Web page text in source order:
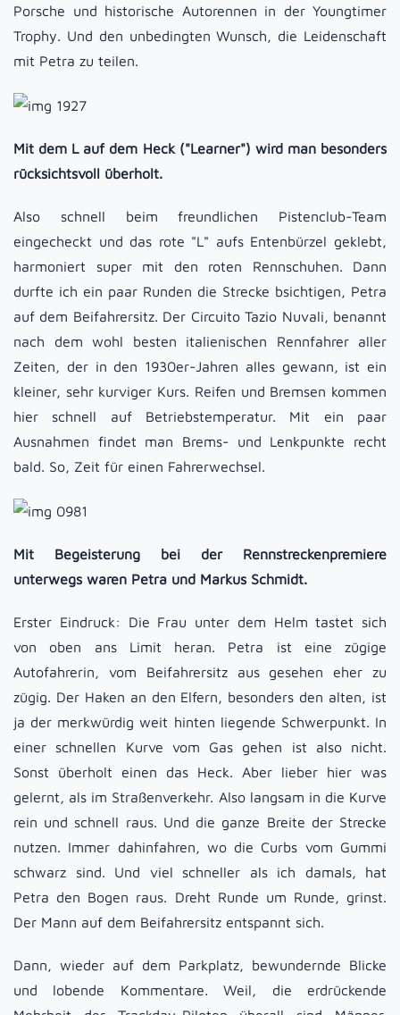
Porsche und historische Autorennen in der Youngtimer
Trophy. Und den unbedingten Wunsch, die Leidenschaft
mit Petra zu teilen.
Mit dem L auf dem Heck ("Learner") wird man besonders
rücksichtsvoll überholt.
Also schnell beim freundlichen Pistenclub-Team
eingecheckt und das rote "L" aufs Entenbürzel geklebt,
harmoniert super mit den roten Rennschuhen. Dann
durfte ich ein paar Runden die Strecke bsichtigen, Petra
auf dem Beifahrersitz. Der Circuito Tazio Nuvali, benannt
nach dem wohl besten italienischen Rennfahrer aller
Zeiten, der in den 1930er-Jahren alles gewann, ist ein
kleiner, sehr kurviger Kurs. Reifen und Bremsen kommen
hier schnell auf Betriebstemperatur. Mit ein paar
Ausnahmen findet man Brems- und Lenkpunkte recht
bald. So, Zeit für einen Fahrerwechsel.
Mit Begeisterung bei der Rennstreckenpremiere
unterwegs waren Petra und Markus Schmidt.
Erster Eindruck: Die Frau unter dem Helm tastet sich
von oben ans Limit heran. Petra ist eine zügige
Autofahrerin, vom Beifahrersitz aus gesehen eher zu
zügig. Der Haken an den Elfern, besonders den alten, ist
ja der merkwürdig weit hinten liegende Schwerpunkt. In
einer schnellen Kurve vom Gas gehen ist also nicht.
Sonst überholt einen das Heck. Aber lieber hier was
gelernt, als im Straßenverkehr. Also langsam in die Kurve
rein und schnell raus. Und die ganze Breite der Strecke
nutzen. Immer dahinfahren, wo die Curbs vom Gummi
schwarz sind. Und viel schneller als ich damals, hat
Petra den Bogen raus. Dreht Runde um Runde, grinst.
Der Mann auf dem Beifahrersitz entspannt sich.
Dann, wieder auf dem Parkplatz, bewundernde Blicke
und lobende Kommentare. Weil, die erdrückende